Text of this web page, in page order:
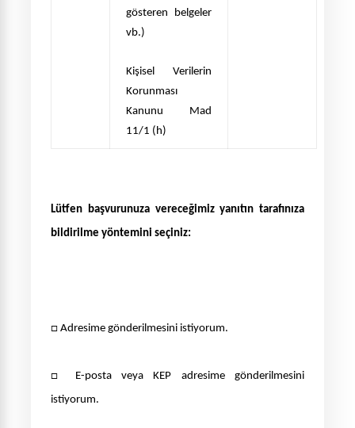
gösteren belgeler
vb.)
Kişisel Verilerin
Korunması
Kanunu Mad
11/1 (h)
Lütfen başvurunuza vereceğimiz yanıtın tarafınıza
bildirilme yöntemini seçiniz:
□ Adresime gönderilmesini istiyorum.
□
E-posta veya KEP adresime gönderilmesini
istiyorum.